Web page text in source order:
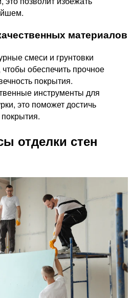
материалов
смеси и грунтовки
чтобы обеспечить прочное
покрытия.
инструменты для
это поможет достичь
покрытия.
отделки стен